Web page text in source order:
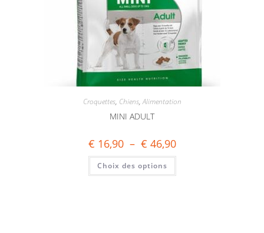
Croquettes, Chiens,Alimentation
MINI ADULT
€ 16,90 – € 46,90
Choix des options